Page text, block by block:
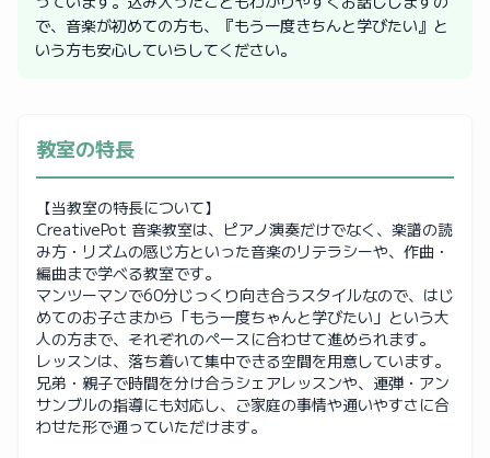
で、音楽が初めての方も、『もう一度きちんと学びたい』と
いう方も安心していらしてください。
教室の特長
【当教室の特長について】
CreativePot 音楽教室は、ピアノ演奏だけでなく、楽譜の読
み方・リズムの感じ方といった音楽のリテラシーや、作曲・
編曲まで学べる教室です。
マンツーマンで60分じっくり向き合うスタイルなので、はじ
めてのお子さまから「もう一度ちゃんと学びたい」という大
人の方まで、それぞれのペースに合わせて進められます。
レッスンは、落ち着いて集中できる空間を用意しています。
兄弟・親子で時間を分け合うシェアレッスンや、連弾・アン
サンブルの指導にも対応し、ご家庭の事情や通いやすさに合
わせた形で通っていただけます。